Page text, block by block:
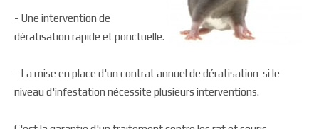
- Une intervention de
dératisation rapide et ponctuelle.
- La mise en place d'un contrat annuel de dératisation si le
niveau d'infestation nécessite plusieurs interventions.